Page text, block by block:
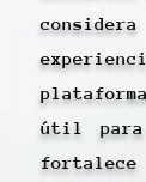
útil para